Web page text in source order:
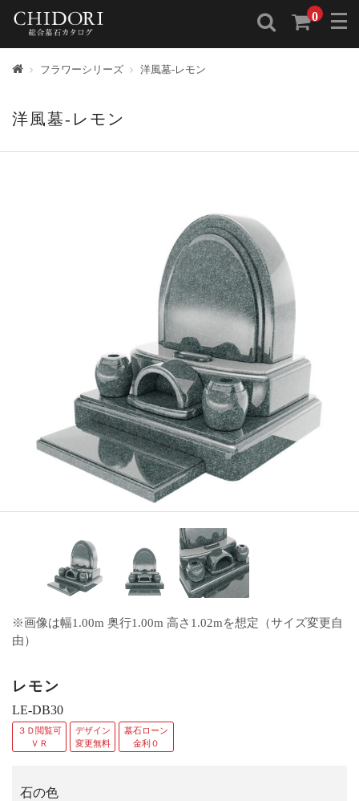
0
トップフラワーシリーズ 洋風墓-レモン
洋風墓-レモン
※画像は幅1.00m 奥行1.00m 高さ1.02mを想定（サイズ変更自
由）
レモン
LE-DB30
３Ｄ閲覧可
ＶＲ
デザイン
変更無料
墓石ローン
金利０
石の色